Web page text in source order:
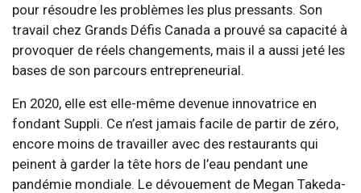
pour résoudre les problèmes les plus pressants. Son
travail chez Grands Défis Canada a prouvé sa capacité à
provoquer de réels changements, mais il a aussi jeté les
bases de son parcours entrepreneurial.
En 2020, elle est elle-même devenue innovatrice en
fondant Suppli. Ce n’est jamais facile de partir de zéro,
encore moins de travailler avec des restaurants qui
peinent à garder la tête hors de l’eau pendant une
pandémie mondiale. Le dévouement de Megan Takeda-